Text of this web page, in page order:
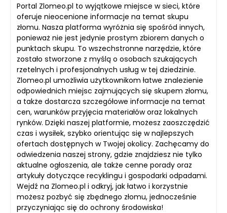
Portal Zlomeo.pl to wyjątkowe miejsce w sieci, które
oferuje nieocenione informacje na temat skupu
złomu. Nasza platforma wyróżnia się spośród innych,
ponieważ nie jest jedynie prostym zbiorem danych o
punktach skupu. To wszechstronne narzędzie, które
zostało stworzone z myślą o osobach szukających
rzetelnych i profesjonalnych usług w tej dziedzinie.
Zlomeo.pl umożliwia użytkownikom łatwe znalezienie
odpowiednich miejsc zajmujących się skupem złomu,
a także dostarcza szczegółowe informacje na temat
cen, warunków przyjęcia materiałów oraz lokalnych
rynków. Dzięki naszej platformie, możesz zaoszczędzić
czas i wysiłek, szybko orientując się w najlepszych
ofertach dostępnych w Twojej okolicy. Zachęcamy do
odwiedzenia naszej strony, gdzie znajdziesz nie tylko
aktualne ogłoszenia, ale także cenne porady oraz
artykuły dotyczące recyklingu i gospodarki odpadami.
Wejdź na Zlomeo.pl i odkryj, jak łatwo i korzystnie
możesz pozbyć się zbędnego złomu, jednocześnie
przyczyniając się do ochrony środowiska!